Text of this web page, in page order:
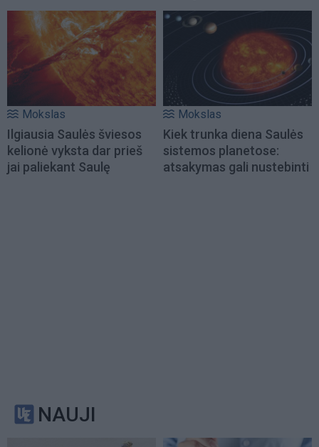
Mokslas
Ilgiausia Saulės šviesos
kelionė vyksta dar prieš
jai paliekant Saulę
Mokslas
Kiek trunka diena Saulės
sistemos planetose:
atsakymas gali nustebinti
NAUJI